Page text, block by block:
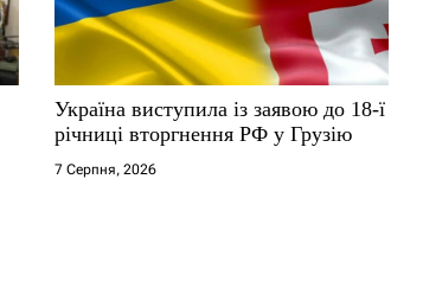
Україна виступила із заявою до 18-ї
річниці вторгнення РФ у Грузію
7 Серпня, 2026